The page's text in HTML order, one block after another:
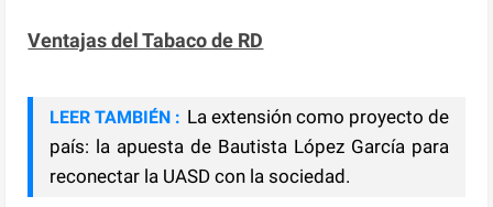
Ventajas del Tabaco de RD
LEER TAMBIÉN : La extensión como proyecto de
país: la apuesta de Bautista López García para
reconectar la UASD con la sociedad.